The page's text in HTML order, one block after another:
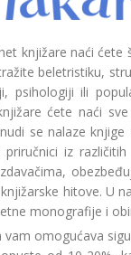
knjižare naći ćete
beletristiku,
psihologiji ili
ćete naći
se nalaze knjige
iz različitih
hitove. U
monografije i
omogućava